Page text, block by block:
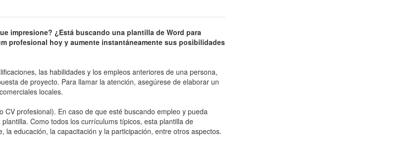
impresione? ¿Está buscando una plantilla de Word para
profesional hoy y aumente instantáneamente sus posibilidades
las habilidades y los empleos anteriores de una persona,
de proyecto. Para llamar la atención, asegúrese de elaborar un
locales.
profesional). En caso de que esté buscando empleo y pueda
Como todos los currículums típicos, esta plantilla de
educación, la capacitación y la participación, entre otros aspectos.